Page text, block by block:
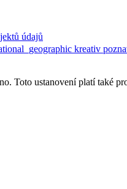
údajů
kreativ
Toto ustanovení platí také